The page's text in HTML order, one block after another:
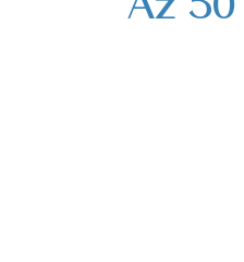
Az 50